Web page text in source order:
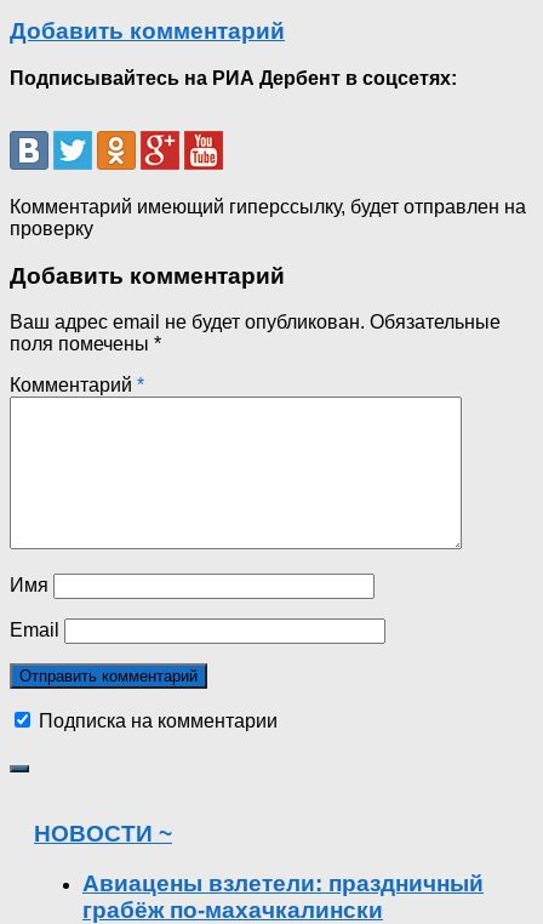
Добавить комментарий
Подписывайтесь на РИА Дербент в соцсетях:
Комментарий имеющий гиперссылку, будет отправлен на
проверку
Добавить комментарий
Ваш адрес email не будет опубликован. Обязательные
поля помечены *
Комментарий *
Имя
Email
Подписка на комментарии
НОВОСТИ ~
Авиацены взлетели: праздничный
грабёж по-махачкалински